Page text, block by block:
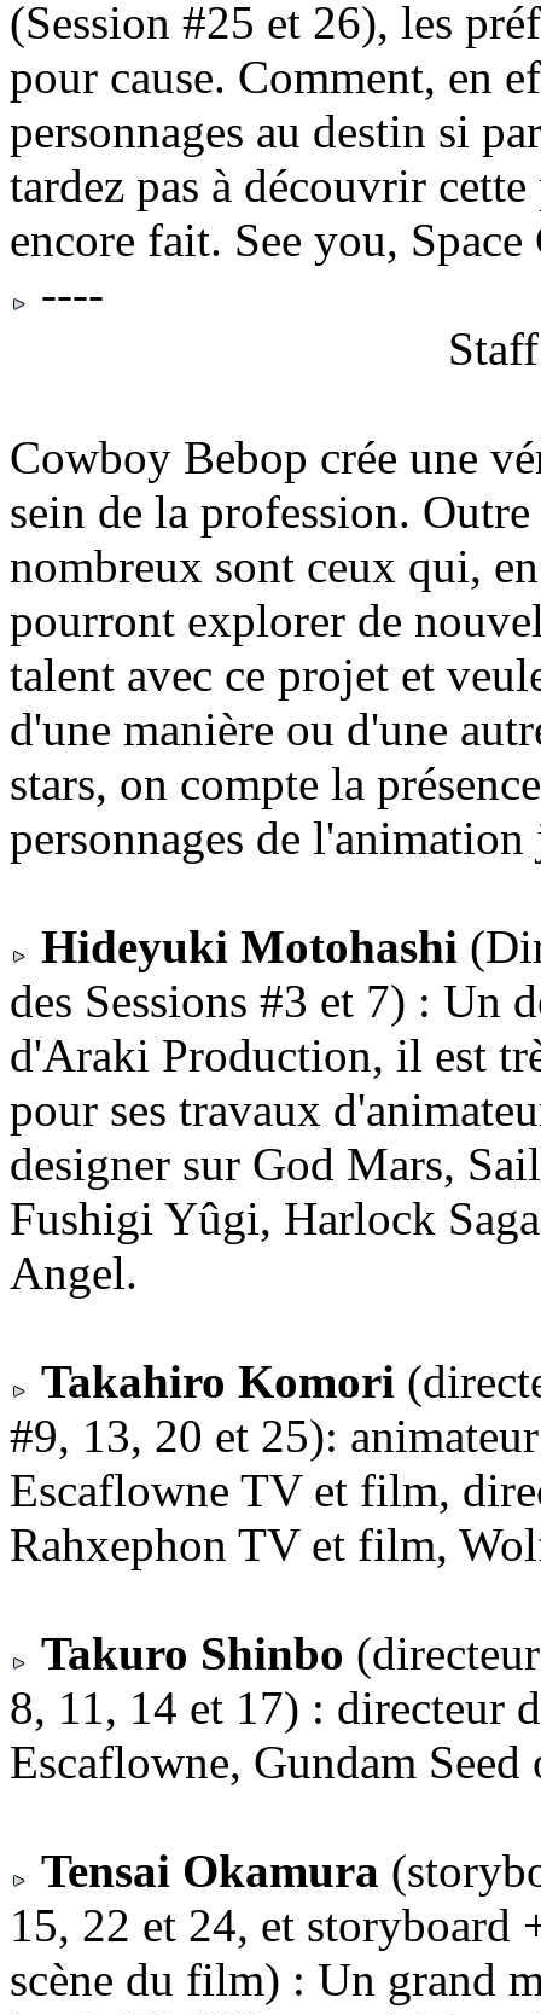
(Session #25 et 26), les
pour cause. Comment, en
personnages au destin si
tardez pas à découvrir
encore fait. See you,
----
Cowboy Bebop crée une
sein de la profession.
nombreux sont ceux qui,
pourront explorer de
talent avec ce projet et
d'une manière ou d'une
stars, on compte la
personnages de
Hideyuki Motohashi
des Sessions #3 et 7) : Un
d'Araki Production, il est
pour ses travaux
designer sur God Mars,
Fushigi Yûgi, Harlock
Angel.
Takahiro Komori
#9, 13, 20 et 25):
Escaflowne TV et film,
Rahxephon TV et film,
Takuro Shinbo
8, 11, 14 et 17) : directeur
Escaflowne, Gundam
Tensai Okamura
15, 22 et 24, et storyboard
scène du film) : Un grand